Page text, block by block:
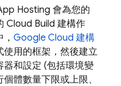
Hosting 會為您的
Cloud Build 建構作
Google Cloud 建構
使用的框架，然後建立
器和設定 (包括環境變
體數量下限或上限、